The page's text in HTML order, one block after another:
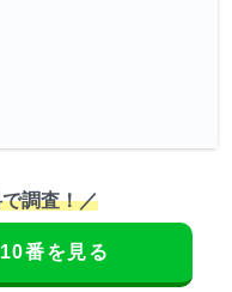
調査！／
番を見る